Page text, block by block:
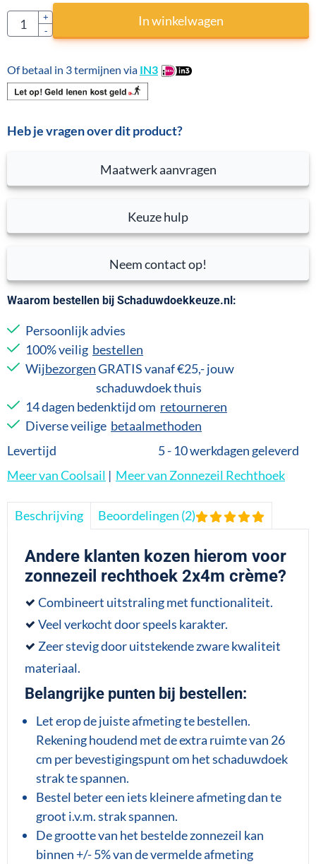
Aantal
+
-
In winkelwagen
Of betaal in 3 termijnen via IN3
Heb je vragen over dit product?
Neem contact op!
Keuze hulp
Maatwerk aanvragen
Waarom bestellen bij Schaduwdoekkeuze.nl:
Persoonlijk advies
100% veilig bestellen
WijbezorgenGRATIS vanaf €25,- jouw
schaduwdoek thuis
14 dagen bedenktijd om retourneren
Diverse veilige betaalmethoden
Levertijd
5 - 10 werkdagen geleverd
Meer van Coolsail | Meer van Zonnezeil Rechthoek
Beschrijving Beoordelingen (2)
Andere klanten kozen hierom voor
zonnezeil rechthoek 2x4m crème?
Combineert uitstraling met functionaliteit.
Veel verkocht door speels karakter.
Zeer stevig door uitstekende zware kwaliteit
materiaal.
Belangrijke punten bij bestellen:
Let erop de juiste afmeting te bestellen.
Rekening houdend met de extra ruimte van 26
cm per bevestigingspunt om het schaduwdoek
strak te spannen.
Bestel beter een iets kleinere afmeting dan te
groot i.v.m. strak spannen.
De grootte van het bestelde zonnezeil kan
binnen +/- 5% van de vermelde afmeting